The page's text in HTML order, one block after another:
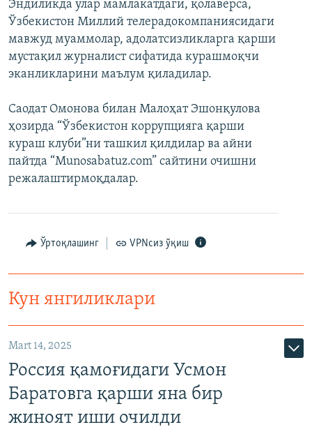
Эндиликда улар мамлакатдаги, қолаверса,
Ўзбекистон Миллий телерадокомпаниясидаги
мавжуд муаммолар, адолатсизликларга қарши
мустақил журналист сифатида курашмоқчи
эканликларини маълум қиладилар.
Саодат Омонова билан Малоҳат Эшонқулова
ҳозирда “Ўзбекистон коррупцияга қарши
кураш клуби”ни ташкил қилдилар ва айни
пайтда “Munosabatuz.com” сайтини очишни
режалаштирмоқдалар.
Ўртоқлашинг VPNсиз ўқиш
Кун янгиликлари
Mart 14, 2025
Россия қамоғидаги Усмон
Баратовга қарши яна бир
жиноят иши очилди